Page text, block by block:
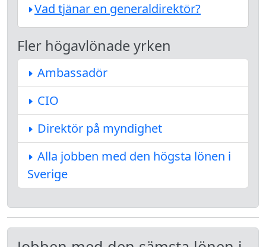
Vad tjänar en generaldirektör?
Fler högavlönade yrken
Ambassadör
CIO
Direktör på myndighet
Alla jobben med den högsta lönen i
Sverige